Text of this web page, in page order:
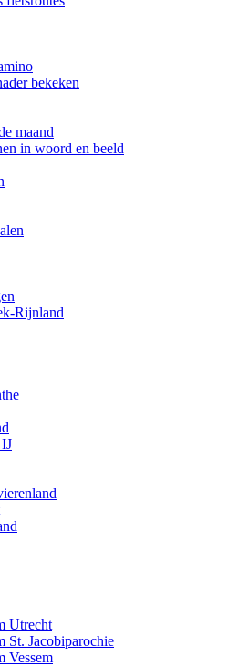
bekeken
maand
in woord en beeld
Rijnland
Utrecht
St. Jacobiparochie
Vessem